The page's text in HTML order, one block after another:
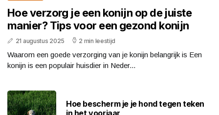
Hoe verzorg je een konijn op de juiste
manier? Tips voor een gezond konijn
21 augustus 2025 2 min leestijd
Waarom een goede verzorging van je konijn belangrijk is Een
konijn is een populair huisdier in Neder...
Hoe bescherm je je hond tegen teken